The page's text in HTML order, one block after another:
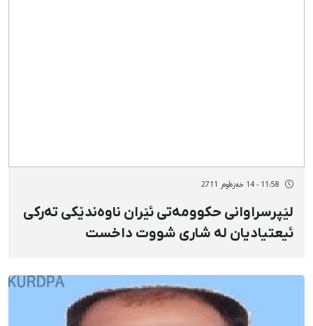
11:58 - 14 خەزەڵوەر 2711
لێپرسراوانی حكوومەتی ئێران ناوەندێكی تەركی
ئیعتیادیان لە شاری شووت داخست